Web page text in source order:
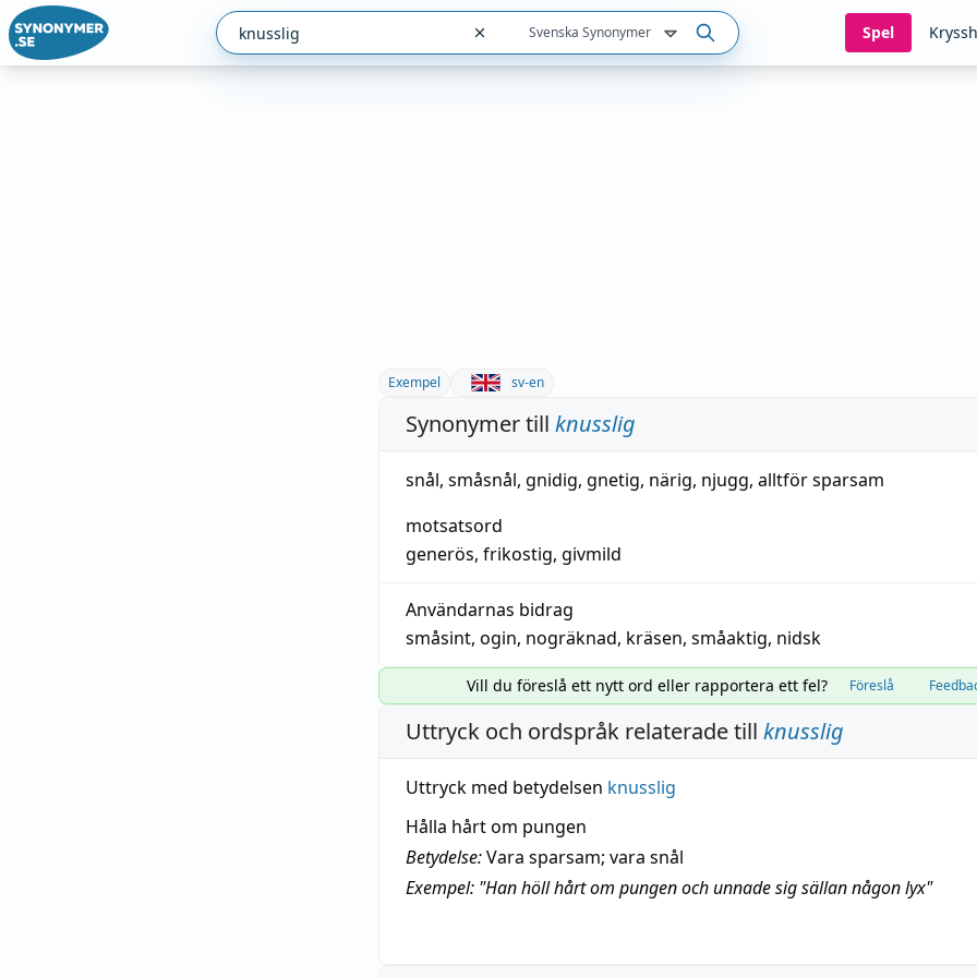
Svenska Synonymer Spel
Exempel sv-en
Synonymer till knusslig
snål, småsnål, gnidig, gnetig, närig, njugg, alltför sparsam
motsatsord
generös, frikostig, givmild
Användarnas bidrag
småsint, ogin, nogräknad, kräsen, småaktig, nidsk
Vill du föreslå ett nytt ord eller rapportera ett fel? Föreslå
Uttryck och ordspråk relaterade till knusslig
Uttryck med betydelsen knusslig
Hålla hårt om pungen
Betydelse:Vara sparsam; vara snål
Exempel: "Han höll hårt om pungen och unnade sig sällan någon lyx"